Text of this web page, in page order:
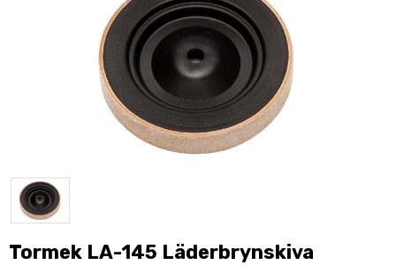
Tormek LA-145 Läderbrynskiva